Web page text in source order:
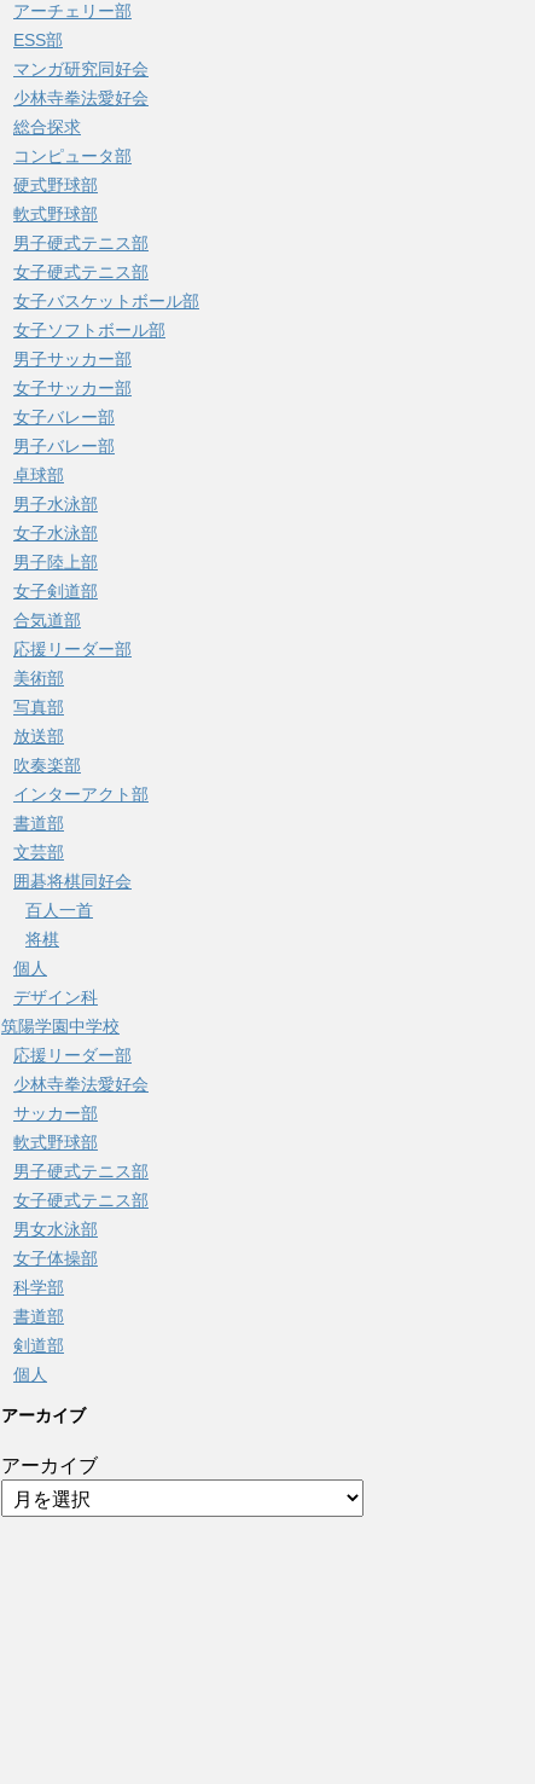
アーチェリー部
ESS部
マンガ研究同好会
少林寺拳法愛好会
総合探求
コンピュータ部
硬式野球部
軟式野球部
男子硬式テニス部
女子硬式テニス部
女子バスケットボール部
女子ソフトボール部
男子サッカー部
女子サッカー部
女子バレー部
男子バレー部
卓球部
男子水泳部
女子水泳部
男子陸上部
女子剣道部
合気道部
応援リーダー部
美術部
写真部
放送部
吹奏楽部
インターアクト部
書道部
文芸部
囲碁将棋同好会
百人一首
将棋
個人
デザイン科
筑陽学園中学校
応援リーダー部
少林寺拳法愛好会
サッカー部
軟式野球部
男子硬式テニス部
女子硬式テニス部
男女水泳部
女子体操部
科学部
書道部
剣道部
個人
アーカイブ
アーカイブ